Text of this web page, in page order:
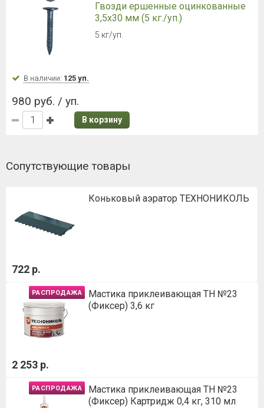
Гвозди ершенные оцинкованные
3,5х30 мм (5 кг./уп.)
5 кг/уп.
В наличии: 125 уп.
980 руб. / уп.
В корзину
Сопутствующие товары
Коньковый аэратор ТЕХНОНИКОЛЬ
722 р.
РАСПРОДАЖА
Мастика приклеивающая ТН №23
(Фиксер) 3,6 кг
2 253 р.
РАСПРОДАЖА
Мастика приклеивающая ТН №23
(Фиксер) Картридж 0,4 кг, 310 мл